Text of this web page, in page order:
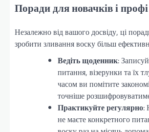
Поради для новачків і профі
Незалежно від вашого досвіду, ці
зробити зливання воску більш
Ведіть щоденник:
питання, візерунки та їх
часом ви помітите
точніше
Практикуйте регулярно:
не маєте конкретного